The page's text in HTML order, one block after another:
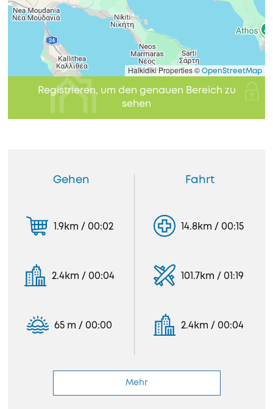
Halkidiki Properties © OpenStreetMap
Registrieren, um den genauen Bereich zu
sehen
Gehen
1.9km / 00:02
2.4km / 00:04
65 m / 00:00
Fahrt
14.8km / 00:15
101.7km / 01:19
2.4km / 00:04
Mehr